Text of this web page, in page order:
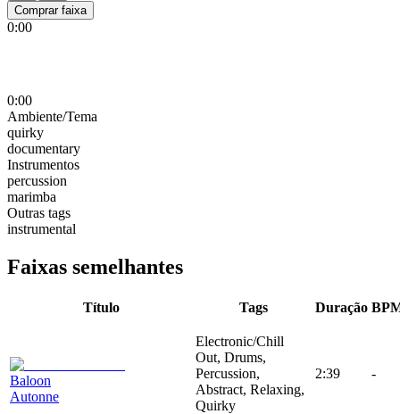
Comprar faixa
0:00
0:00
Ambiente/Tema
quirky
documentary
Instrumentos
percussion
marimba
Outras tags
instrumental
Faixas semelhantes
Título Tags Duração
Baloon
Autonne
Electronic/Chill
Out, Drums,
Percussion,
Abstract, Relaxing,
Quirky
2:39 -